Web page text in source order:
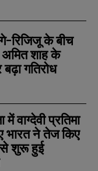
रिजिजू के बीच
शाह के
गतिरोध
वाग्देवी प्रतिमा
भारत ने तेज किए
से शुरू हुई